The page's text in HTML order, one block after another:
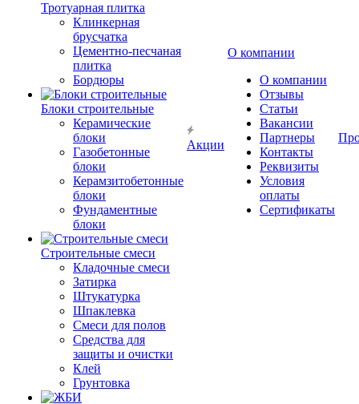
Тротуарная плитка
Клинкерная
брусчатка
Цементно-песчаная
плитка
Бордюры
Блоки строительные
Керамические
блоки
Газобетонные
блоки
Керамзитобетонные
блоки
Фундаментные
блоки
Строительные смеси
Кладочные смеси
Затирка
Штукатурка
Шпаклевка
Смеси для полов
Средства для
защиты и очистки
Клей
Грунтовка
Акции
О компании
О компании
Отзывы
Статьи
Вакансии
Партнеры
Контакты
Реквизиты
Условия
оплаты
Сертификаты